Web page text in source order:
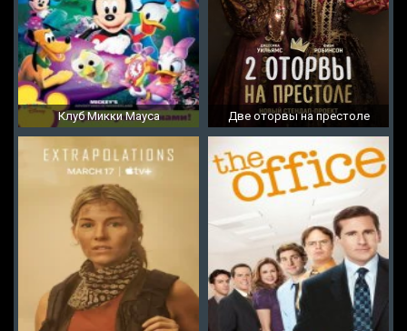
Клуб Микки Мауса Две оторвы на престоле